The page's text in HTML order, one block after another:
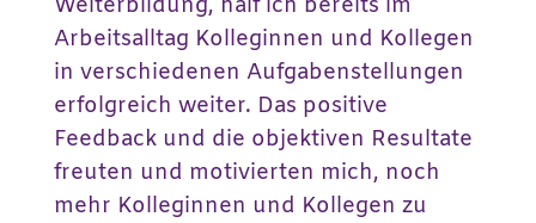
Weiterbildung, half ich bereits im
Arbeitsalltag Kolleginnen und Kollegen
in verschiedenen Aufgabenstellungen
erfolgreich weiter. Das positive
Feedback und die objektiven Resultate
freuten und motivierten mich, noch
mehr Kolleginnen und Kollegen zu